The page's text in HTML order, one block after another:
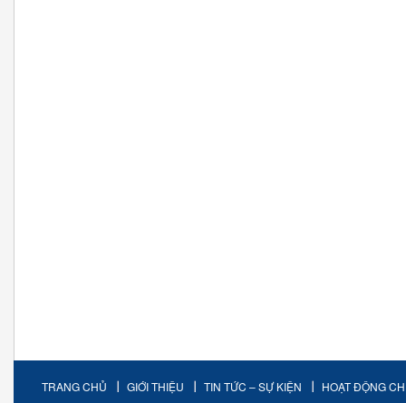
TRANG CHỦ GIỚI THIỆU TIN TỨC – SỰ KIỆN HOẠT ĐỘNG